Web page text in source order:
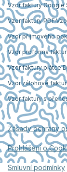
Vzor faktury Google
Vzor faktury PDF
Vzor příjmového
Vzor proforma
Vzor faktury plátce
Vzor zálohové
Vzor faktury s
Zásady ochrany
Prohlášení o
Smluvní podmínky